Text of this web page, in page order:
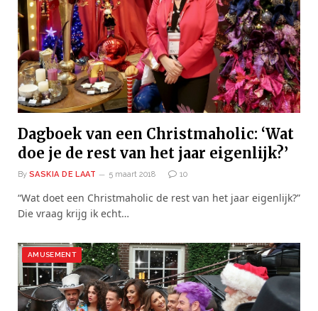
Dagboek van een Christmaholic: ‘Wat
doe je de rest van het jaar eigenlijk?’
By SASKIA DE LAAT 5 maart 2018 10
“Wat doet een Christmaholic de rest van het jaar eigenlijk?”
Die vraag krijg ik echt…
AMUSEMENT